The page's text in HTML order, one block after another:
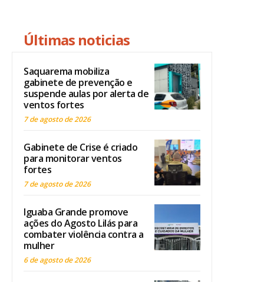
Últimas noticias
Saquarema mobiliza
gabinete de prevenção e
suspende aulas por alerta de
ventos fortes
7 de agosto de 2026
Gabinete de Crise é criado
para monitorar ventos
fortes
7 de agosto de 2026
Iguaba Grande promove
ações do Agosto Lilás para
combater violência contra a
mulher
6 de agosto de 2026